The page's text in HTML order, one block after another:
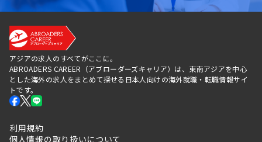
アジアの求人のすべてがここに。
ABROADERS CAREER（アブローダーズキャリア）は、東南アジアを中心
とした海外の求人をまとめて探せる日本人向けの海外就職・転職情報サイ
トです。
利用規約
個人情報の取り扱いについて